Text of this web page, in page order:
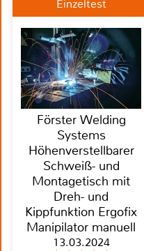
Einzeltest
Förster Welding
Systems
Höhenverstellbarer
Schweiß- und
Montagetisch mit
Dreh- und
Kippfunktion Ergofix
Manipilator manuell
13.03.2024